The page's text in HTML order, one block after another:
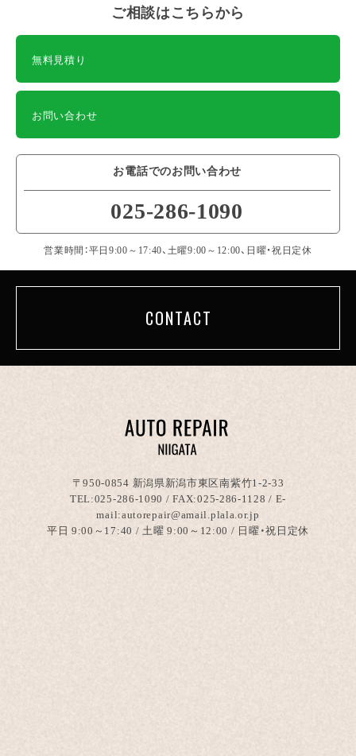
ご相談はこちらから
無料見積り
お問い合わせ
お電話でのお問い合わせ
025-286-1090
営業時間：平日9:00～17:40、土曜9:00～12:00、日曜・祝日定休
CONTACT
〒950-0854 新潟県新潟市東区南紫竹1-2-33
TEL:025-286-1090 / FAX:025-286-1128 / E-
mail:autorepair@amail.plala.or.jp
平日 9:00～17:40 / 土曜 9:00～12:00 / 日曜・祝日定休